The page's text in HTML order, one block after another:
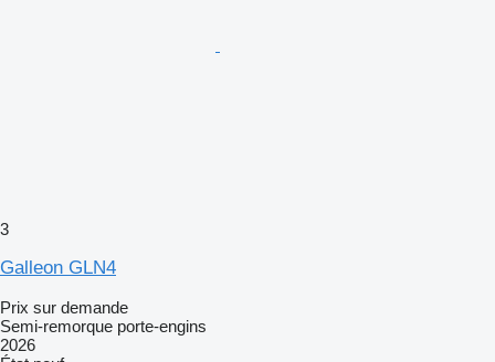
3
Galleon GLN4
Prix sur demande
Semi-remorque porte-engins
2026